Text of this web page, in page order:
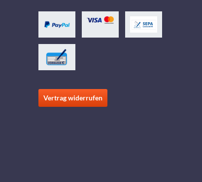
Vertrag widerrufen